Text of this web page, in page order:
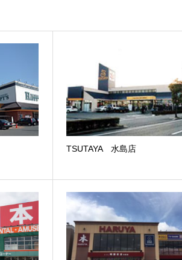
TSUTAYA 水島店